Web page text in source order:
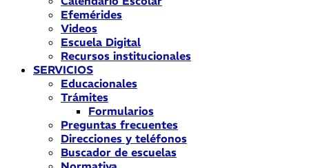
Efemérides
Videos
Escuela Digital
Recursos institucionales
SERVICIOS
Educacionales
Trámites
Formularios
Preguntas frecuentes
Direcciones y teléfonos
Buscador de escuelas